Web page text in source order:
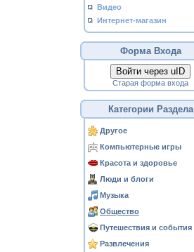
Видео
Интернет-магазин
Форма Входа
Войти через uID
Старая форма входа
Категории Раздела
Другое
Компьютерные игры
Красота и здоровье
Люди и блоги
Музыка
Общество
Путешествия и события
Развлечения